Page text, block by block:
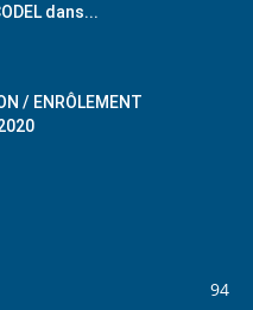
dans...
/ ENRÔLEMENT
94